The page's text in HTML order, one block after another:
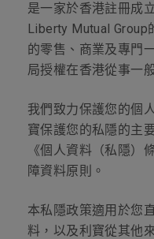
是一家於香港註冊成
Liberty Mutual Group
的零售、商業及專門
局授權在香港從事一
我們致力保護您的個
寶保護您的私隱的主
《個人資料（私隱）
障資料原則。
本私隱政策適用於您
料，以及利寶從其他